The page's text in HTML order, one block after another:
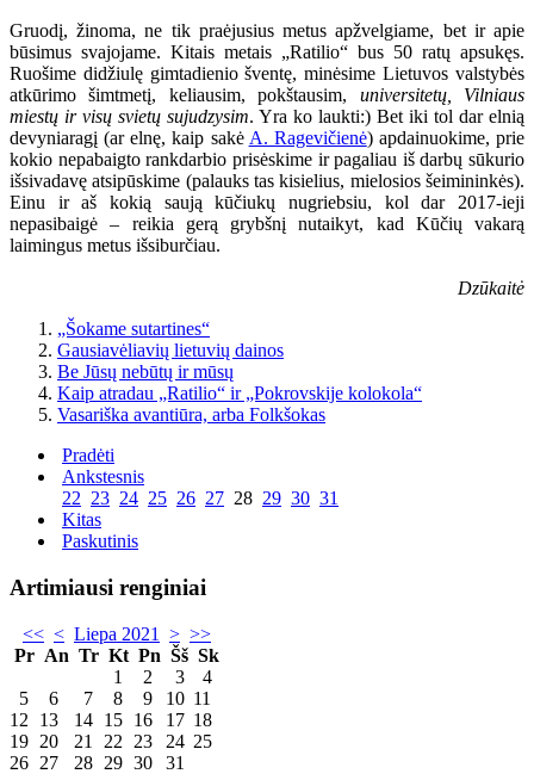
Gruodį, žinoma, ne tik praėjusius metus apžvelgiame, bet ir apie
būsimus svajojame. Kitais metais „Ratilio“ bus 50 ratų apsukęs.
Ruošime didžiulę gimtadienio šventę, minėsime Lietuvos valstybės
atkūrimo šimtmetį, keliausim, pokštausim, universitetų, Vilniaus
miestų ir visų svietų sujudzysim. Yra ko laukti:) Bet iki tol dar elnią
devyniaragį (ar elnę, kaip sakė A. Ragevičienė) apdainuokime, prie
kokio nepabaigto rankdarbio prisėskime ir pagaliau iš darbų sūkurio
išsivadavę atsipūskime (palauks tas kisielius, mielosios šeimininkės).
Einu ir aš kokią saują kūčiukų nugriebsiu, kol dar 2017-ieji
nepasibaigė – reikia gerą grybšnį nutaikyt, kad Kūčių vakarą
laimingus metus išsiburčiau.
Dzūkaitė
„Šokame sutartines“
Gausiavėliavių lietuvių dainos
Be Jūsų nebūtų ir mūsų
Kaip atradau „Ratilio“ ir „Pokrovskije kolokola“
Vasariška avantiūra, arba Folkšokas
Pradėti
Ankstesnis
22 23 24 25 26 27 28 29 30 31
Kitas
Paskutinis
Artimiausi renginiai
<< < Liepa 2021 > >>
Pr An Tr Kt Pn Šš Sk
1
2 3
4
5
6 7 8 9 10 11
12
13 14 15 16 17 18
19 20 21 22 23 24 25
26 27 28 29 30 31